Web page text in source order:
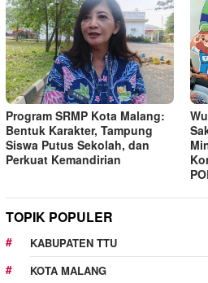
Program SRMP Kota Malang:
Bentuk Karakter, Tampung
Siswa Putus Sekolah, dan
Perkuat Kemandirian
TOPIK POPULER
KABUPATEN TTU
KOTA MALANG